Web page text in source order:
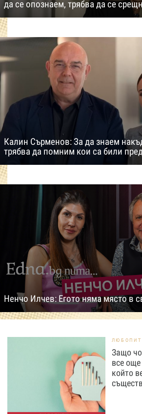
да се опознаем, трябва да се
Калин Сърменов: За да знаем
трябва да помним кои са били
Ненчо Илчев: Егото няма място в
Защо
все
който